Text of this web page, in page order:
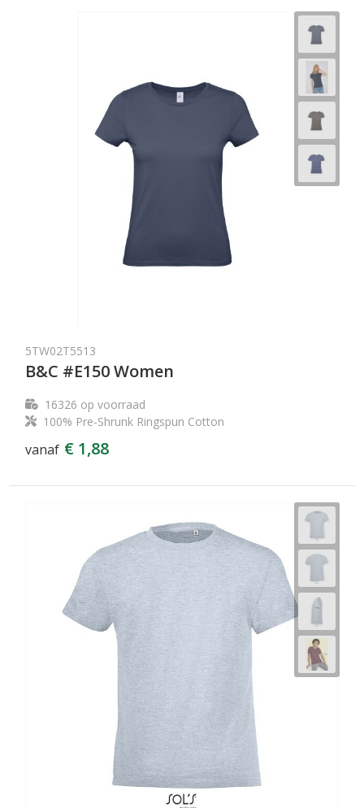
5TW02T5513
B&C #E150 Women
16326 op voorraad
100% Pre-Shrunk Ringspun Cotton
vanaf € 1,88